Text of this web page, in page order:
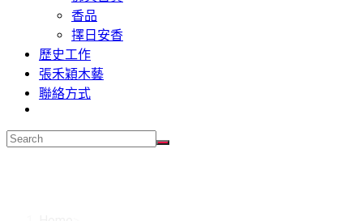
香品
擇日安香
歷史工作
張禾穎木藝
聯絡方式